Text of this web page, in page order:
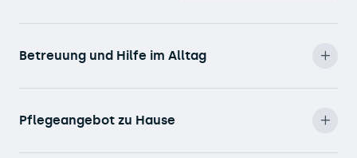
Betreuung und Hilfe im Alltag
Pflegeangebot zu Hause